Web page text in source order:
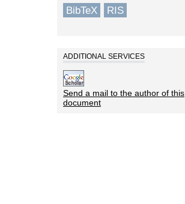
BibTeX RIS
ADDITIONAL SERVICES
Send a mail to the author of this
document